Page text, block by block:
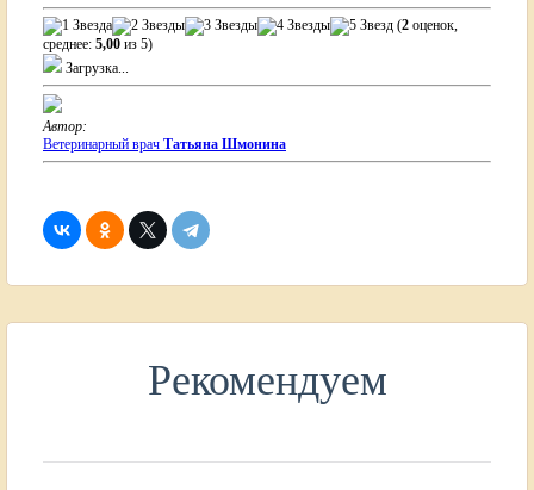
(2 оценок,
среднее: 5,00 из 5)
Загрузка...
Автор:
Ветеринарный врач Татьяна Шмонина
Рекомендуем